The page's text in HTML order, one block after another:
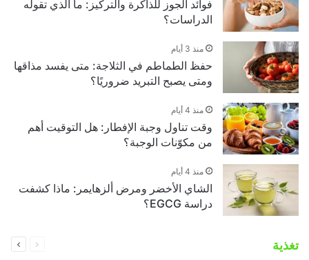
فوائد الجوز للذاكرة والتركيز: ما الذي تقوله
الدراسات؟
منذ 3 أيام
حفظ الطماطم في الثلاجة: متى يفسد مذاقها
ومتى يصبح التبريد ضروريًا؟
منذ 4 أيام
وقت تناول وجبة الإفطار: هل التوقيت أهم
من مكوّنات الوجبة؟
منذ 4 أيام
الشاي الأخضر ومرض ألزهايمر: ماذا كشفت
دراسة EGCG؟
تغذية الصفحةالصفحة